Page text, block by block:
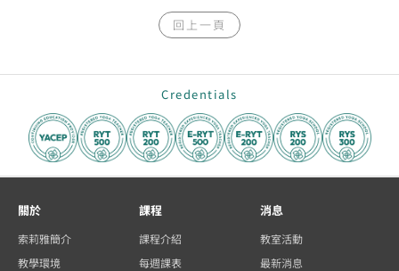
回上一頁
Credentials
關於
索莉雅簡介
教學環境
課程
課程介紹
每週課表
消息
教室活動
最新消息